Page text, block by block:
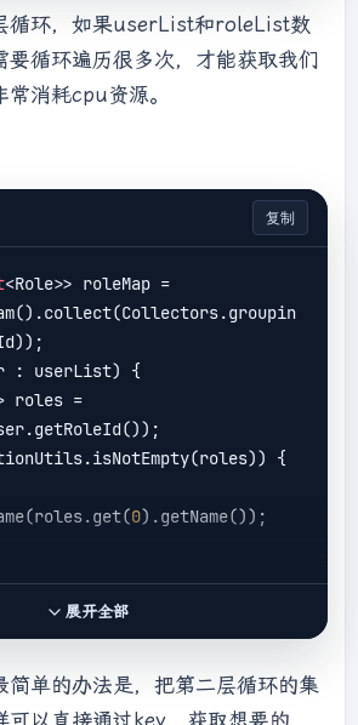
循环，如果userList和roleList数
要循环遍历很多次，才能获取我们
消耗cpu资源。
复制
<Role>> roleMap =
: userList) {
roles =
{
0).getName());
展开全部
简单的办法是，把第二层循环的集